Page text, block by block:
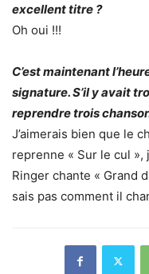
excellent titre ?
Oh oui !!!
C’est maintenant
signature. S’il y avait
reprendre trois
J’aimerais bien que le
reprenne « Sur le cul
Ringer chante « Grand
sais pas comment il